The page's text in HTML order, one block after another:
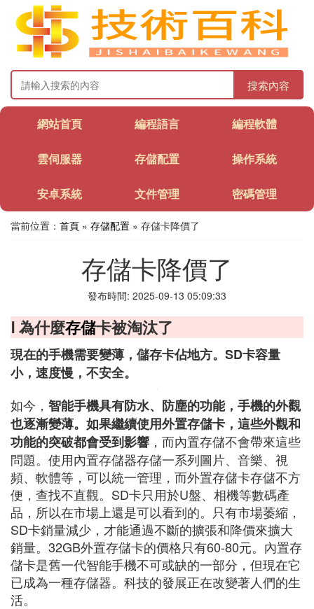
搜索內容
網站首頁 編程語言 編程軟體
雲伺服器 存儲配置 操作系統
安卓系統 文件管理 密碼管理
當前位置： 首頁 » 存儲配置 » 存儲卡降價了
存儲卡降價了
發布時間: 2025-09-13 05:09:33
Ⅰ 為什麼存儲卡被淘汰了
現在的手機需要變薄，儲存卡佔地方。SD卡容量
小，速度慢，不安全。
如今， 智能手機具有防水、防塵的功能，手機的外觀
也逐漸變薄。如果繼續使用外置存儲卡，這些外觀和
功能的突破都會受到影響 ，而內置存儲不會帶來這些
問題。使用內置存儲器存儲一系列圖片、音樂、視
頻、軟體等，可以統一管理，而外置存儲卡存儲不方
便，查找不直觀。SD卡只用於U盤、相機等數碼產
品，所以在市場上還是可以看到的。只有市場萎縮，
SD卡銷量減少，才能通過不斷的擴張和降價來擴大
銷量。32GB外置存儲卡的價格只有60-80元。內置存
儲卡是舊一代智能手機不可或缺的一部分，但現在它
已成為一種存儲器。科技的發展正在改變著人們的生
活。